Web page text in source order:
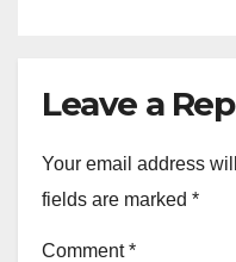
Leave a
Your email address
fields are marked *
Comment*